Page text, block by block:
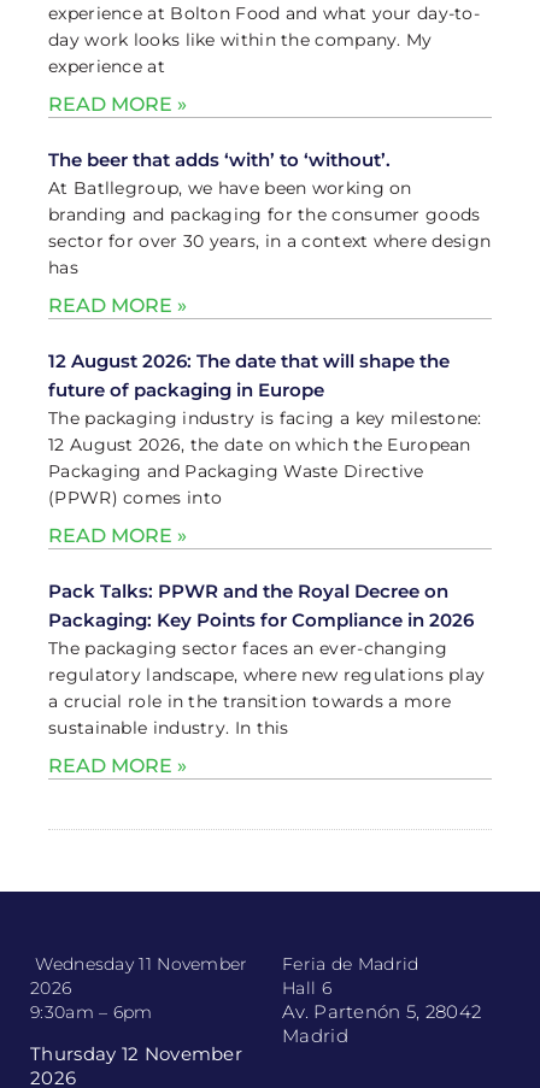
experience at Bolton Food and what your day-to-
day work looks like within the company. My
experience at
READ MORE »
The beer that adds ‘with’ to ‘without’.
At Batllegroup, we have been working on
branding and packaging for the consumer goods
sector for over 30 years, in a context where design
has
READ MORE »
12 August 2026: The date that will shape the
future of packaging in Europe
The packaging industry is facing a key milestone:
12 August 2026, the date on which the European
Packaging and Packaging Waste Directive
(PPWR) comes into
READ MORE »
Pack Talks: PPWR and the Royal Decree on
Packaging: Key Points for Compliance in 2026
The packaging sector faces an ever-changing
regulatory landscape, where new regulations play
a crucial role in the transition towards a more
sustainable industry. In this
READ MORE »
Wednesday 11 November
2026
9:30am – 6pm
Thursday 12 November
2026
Feria de Madrid
Hall 6
Av. Partenón 5, 28042
Madrid